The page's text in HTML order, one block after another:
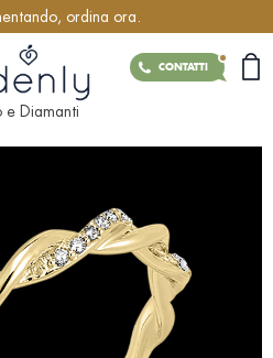
ordina ora.
CONTATTI
e Diamanti